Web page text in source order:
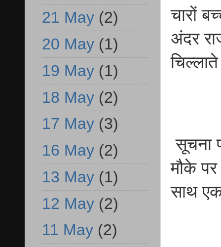
चारों
अंदर
सूचना
मौके पर
साथ
21 May (2)
20 May (1)
19 May (1)
18 May (2)
17 May (3)
16 May (2)
13 May (1)
12 May (2)
11 May (2)